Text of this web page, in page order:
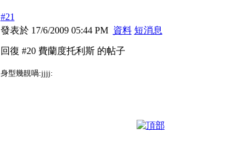
#21
發表於 17/6/2009 05:44 PM 資料 短消息
回復 #20 費蘭度托利斯 的帖子
身型幾靚喎:jjjj: